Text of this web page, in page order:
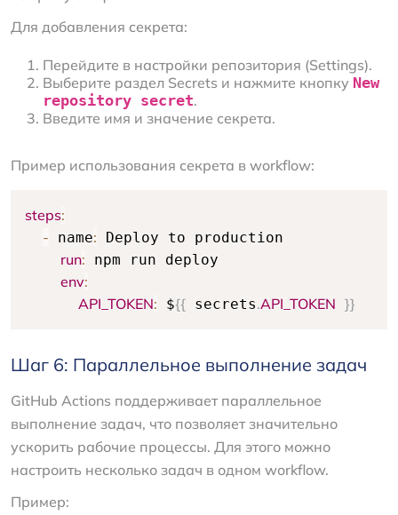
Для добавления секрета:
Перейдите в настройки репозитория (Settings).
Выберите раздел Secrets и нажмите кнопку New
repository secret.
Введите имя и значение секрета.
Пример использования секрета в workflow:
steps:
- name: Deploy to production
run: npm run deploy
env:
API_TOKEN: ${{ secrets.API_TOKEN }}
Шаг 6: Параллельное выполнение задач
GitHub Actions поддерживает параллельное
выполнение задач, что позволяет значительно
ускорить рабочие процессы. Для этого можно
настроить несколько задач в одном workflow.
Пример: